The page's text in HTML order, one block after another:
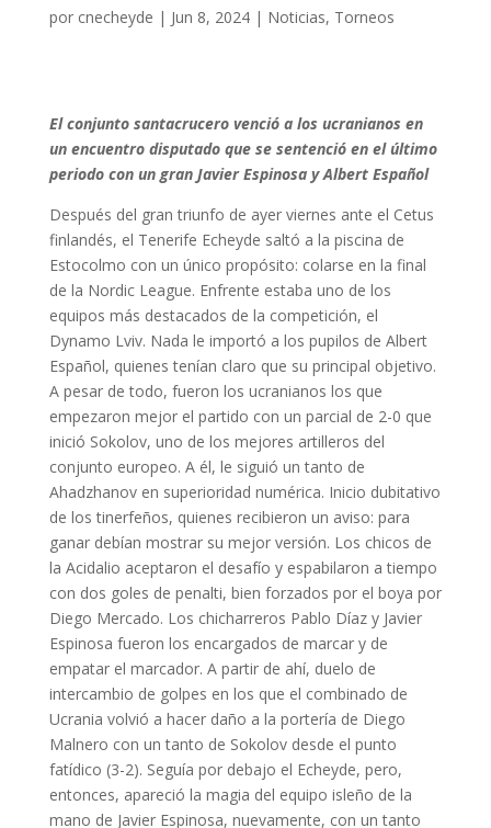
por cnecheyde | Jun 8, 2024| Noticias, Torneos
El conjunto santacrucero venció a los ucranianos en
un encuentro disputado que se sentenció en el último
periodo con un gran Javier Espinosa y Albert Español
Después del gran triunfo de ayer viernes ante el Cetus
finlandés, el Tenerife Echeyde saltó a la piscina de
Estocolmo con un único propósito: colarse en la final
de la Nordic League. Enfrente estaba uno de los
equipos más destacados de la competición, el
Dynamo Lviv. Nada le importó a los pupilos de Albert
Español, quienes tenían claro que su principal objetivo.
A pesar de todo, fueron los ucranianos los que
empezaron mejor el partido con un parcial de 2-0 que
inició Sokolov, uno de los mejores artilleros del
conjunto europeo. A él, le siguió un tanto de
Ahadzhanov en superioridad numérica. Inicio dubitativo
de los tinerfeños, quienes recibieron un aviso: para
ganar debían mostrar su mejor versión. Los chicos de
la Acidalio aceptaron el desafío y espabilaron a tiempo
con dos goles de penalti, bien forzados por el boya por
Diego Mercado. Los chicharreros Pablo Díaz y Javier
Espinosa fueron los encargados de marcar y de
empatar el marcador. A partir de ahí, duelo de
intercambio de golpes en los que el combinado de
Ucrania volvió a hacer daño a la portería de Diego
Malnero con un tanto de Sokolov desde el punto
fatídico (3-2). Seguía por debajo el Echeyde, pero,
entonces, apareció la magia del equipo isleño de la
mano de Javier Espinosa, nuevamente, con un tanto